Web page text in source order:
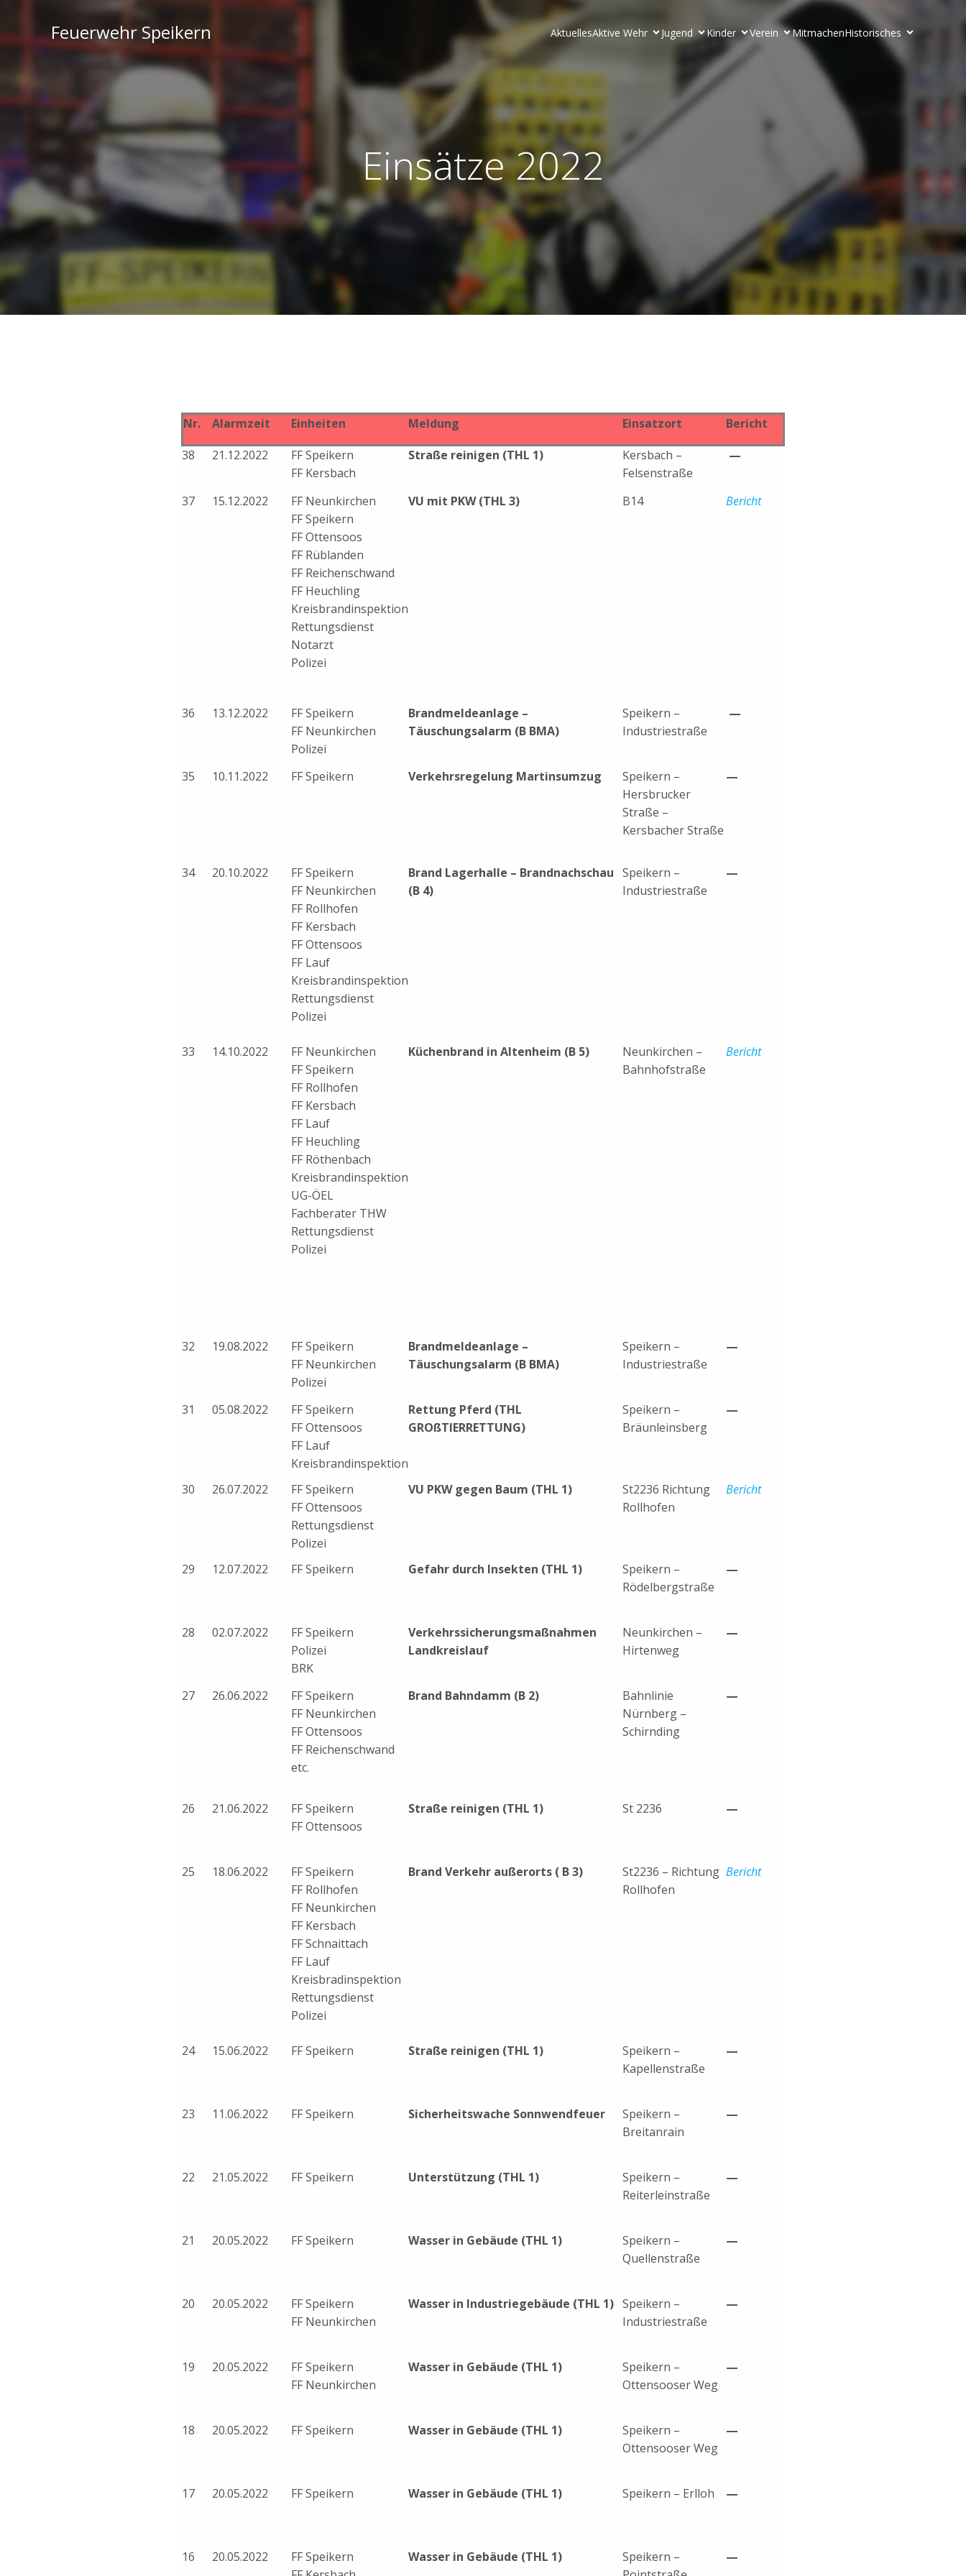
Feuerwehr Speikern AktuellesAktive Wehr Jugend Kinder Verein MitmachenHistorisches
Einsätze 2022
Nr. Alarmzeit Einheiten Meldung Einsatzort
Bericht
38
21.12.2022
FF Speikern
FF Kersbach
Straße reinigen (THL 1)
Kersbach –
Felsenstraße
—
37 15.12.2022
FF Neunkirchen
FF Speikern
FF Ottensoos
FF Rüblanden
FF Reichenschwand
FF Heuchling
Kreisbrandinspektion
Rettungsdienst
Notarzt
Polizei
VU mit PKW (THL 3) B14 Bericht
36 13.12.2022
FF Speikern
FF Neunkirchen
Polizei
Brandmeldeanlage –
Täuschungsalarm (B BMA)
Speikern –
Industriestraße
—
35 10.11.2022 FF Speikern Verkehrsregelung Martinsumzug
Speikern –
Hersbrucker
Straße –
Kersbacher Straße
—
34 20.10.2022
FF Speikern
FF Neunkirchen
FF Rollhofen
FF Kersbach
FF Ottensoos
FF Lauf
Kreisbrandinspektion
Rettungsdienst
Polizei
Brand Lagerhalle – Brandnachschau
(B 4)
Speikern –
Industriestraße
—
33 14.10.2022
FF Neunkirchen
FF Speikern
FF Rollhofen
FF Kersbach
FF Lauf
FF Heuchling
FF Röthenbach
Kreisbrandinspektion
UG-ÖEL
Fachberater THW
Rettungsdienst
Polizei
Küchenbrand in Altenheim (B 5)
Neunkirchen –
Bahnhofstraße
Bericht
32 19.08.2022
FF Speikern
FF Neunkirchen
Polizei
Brandmeldeanlage –
Täuschungsalarm (B BMA)
Speikern –
Industriestraße
—
31 05.08.2022
FF Speikern
FF Ottensoos
FF Lauf
Kreisbrandinspektion
Rettung Pferd (THL
GROßTIERRETTUNG)
Speikern –
Bräunleinsberg
—
30 26.07.2022
FF Speikern
FF Ottensoos
Rettungsdienst
Polizei
VU PKW gegen Baum (THL 1)
St2236 Richtung
Rollhofen
Bericht
29 12.07.2022 FF Speikern Gefahr durch Insekten (THL 1)
Speikern –
Rödelbergstraße
—
28 02.07.2022
FF Speikern
Polizei
BRK
Verkehrssicherungsmaßnahmen
Landkreislauf
Neunkirchen –
Hirtenweg
—
27 26.06.2022
FF Speikern
FF Neunkirchen
FF Ottensoos
FF Reichenschwand
etc.
Brand Bahndamm (B 2)
Bahnlinie
Nürnberg –
Schirnding
—
26 21.06.2022
FF Speikern
FF Ottensoos
Straße reinigen (THL 1) St 2236 —
25 18.06.2022
FF Speikern
FF Rollhofen
FF Neunkirchen
FF Kersbach
FF Schnaittach
FF Lauf
Kreisbradinspektion
Rettungsdienst
Polizei
Brand Verkehr außerorts ( B 3)
St2236 – Richtung
Rollhofen
Bericht
24 15.06.2022 FF Speikern Straße reinigen (THL 1)
Speikern –
Kapellenstraße
—
23 11.06.2022 FF Speikern Sicherheitswache Sonnwendfeuer
Speikern –
Breitanrain
—
22 21.05.2022 FF Speikern Unterstützung (THL 1)
Speikern –
Reiterleinstraße
—
21 20.05.2022 FF Speikern Wasser in Gebäude (THL 1)
Speikern –
Quellenstraße
—
20 20.05.2022
FF Speikern
FF Neunkirchen
Wasser in Industriegebäude (THL 1) Speikern –
Industriestraße
—
19 20.05.2022
FF Speikern
FF Neunkirchen
Wasser in Gebäude (THL 1)
Speikern –
Ottensooser Weg
—
18 20.05.2022 FF Speikern Wasser in Gebäude (THL 1)
Speikern –
Ottensooser Weg
—
17 20.05.2022 FF Speikern Wasser in Gebäude (THL 1) Speikern – Erlloh —
16 20.05.2022
FF Speikern
Wasser in Gebäude (THL 1)
Speikern –
—